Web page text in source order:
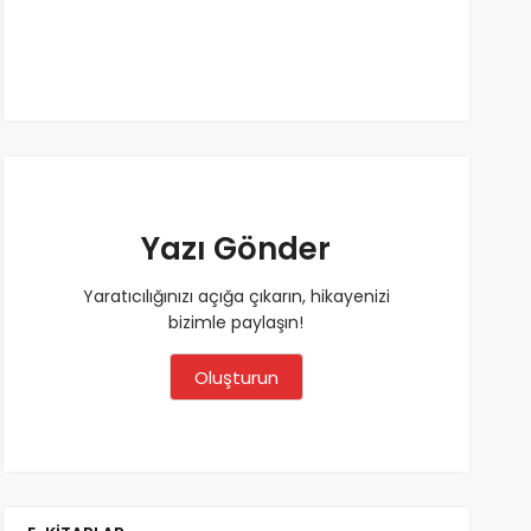
Yazı Gönder
Yaratıcılığınızı açığa çıkarın, hikayenizi
bizimle paylaşın!
Oluşturun